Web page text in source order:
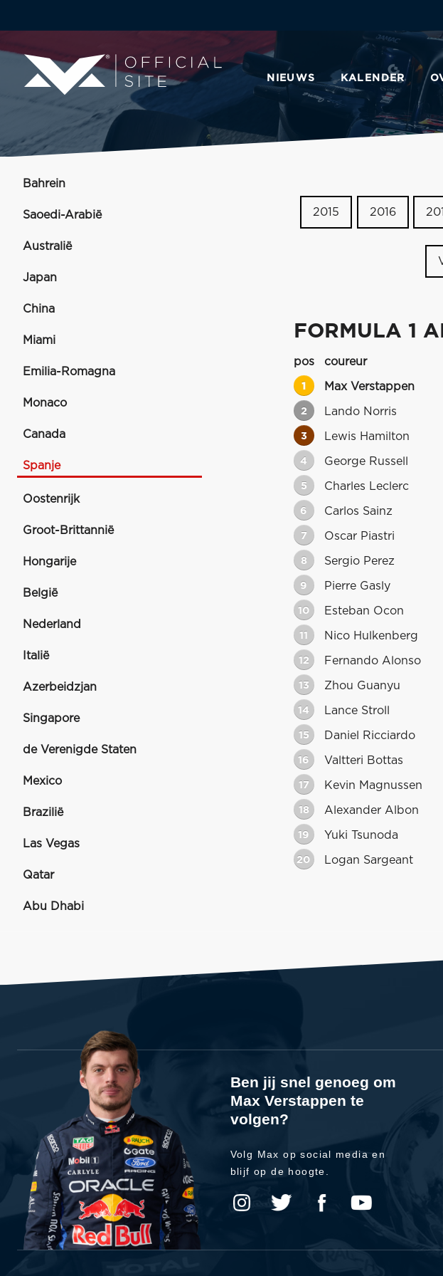
NIEUWS KALENDER
Bahrein
Saoedi-Arabië
Australië
Japan
China
Miami
Emilia-Romagna
Monaco
Canada
Spanje
Oostenrijk
Groot-Brittannië
Hongarije
België
Nederland
Italië
Azerbeidzjan
Singapore
de Verenigde Staten
Mexico
Brazilië
Las Vegas
Qatar
Abu Dhabi
2015 2016
FORMULA 1
pos coureur
1 Max Verstappen
2 Lando Norris
3 Lewis Hamilton
4 George Russell
5 Charles Leclerc
6 Carlos Sainz
7 Oscar Piastri
8 Sergio Perez
9 Pierre Gasly
10 Esteban Ocon
11 Nico Hulkenberg
12 Fernando Alonso
13 Zhou Guanyu
14 Lance Stroll
15 Daniel Ricciardo
16 Valtteri Bottas
17 Kevin Magnussen
18 Alexander Albon
19 Yuki Tsunoda
20 Logan Sargeant
Ben jij snel genoeg om
Max Verstappen te
volgen?
Volg Max op social media en
blijf op de hoogte.